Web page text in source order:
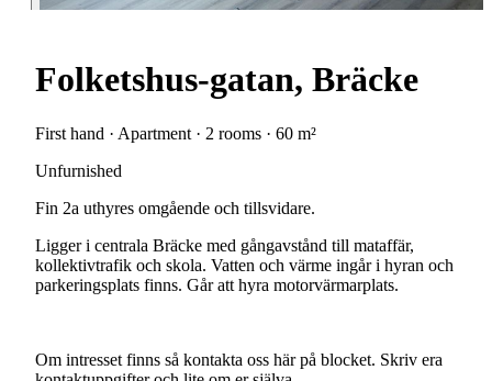
Folketshus-gatan, Bräcke
First hand · Apartment · 2 rooms · 60 m²
Unfurnished
Fin 2a uthyres omgående och tillsvidare.
Liggeri centrala Bräcke med gångavstånd till mataffär,
kollektivtrafik och skola. Vatten och värme ingåri hyran och
parkeringsplats finns. Gåratt hyra motorvärmarplats.
Om intresset finns så kontakta oss härpå blocket. Skriv era